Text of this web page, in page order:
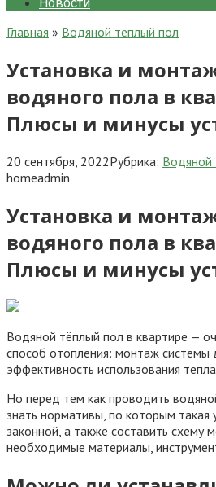
Главная » Водяной теплый пол
Установка и
водяного пола в
Плюсы и минусы
20 сентября, 2022Рубрика: Водяной
homeadmin
Установка и
водяного пола в
Плюсы и минусы
Водяной тёплый пол в квартире —
способ отопления: монтаж системы
эффективность использования
Но перед тем как проводить
знать нормативы, по которым такая
законной, а также составить схему
необходимые материалы,